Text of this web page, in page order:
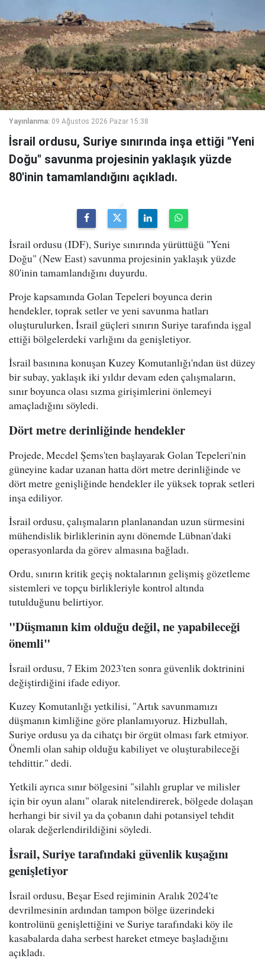
Yayınlanma: 09 Ağustos 2026 Pazar 15:38
İsrail ordusu, Suriye sınırında inşa ettiği "Yeni
Doğu" savunma projesinin yaklaşık yüzde
80'inin tamamlandığını açıkladı.
İsrail ordusu (IDF), Suriye sınırında yürüttüğü "Yeni
Doğu" (New East) savunma projesinin yaklaşık yüzde
80'inin tamamlandığını duyurdu.
Proje kapsamında Golan Tepeleri boyunca derin
hendekler, toprak setler ve yeni savunma hatları
oluşturulurken, İsrail güçleri sınırın Suriye tarafında işgal
ettiği bölgelerdeki varlığını da genişletiyor.
İsrail basınına konuşan Kuzey Komutanlığı'ndan üst düzey
bir subay, yaklaşık iki yıldır devam eden çalışmaların,
sınır boyunca olası sızma girişimlerini önlemeyi
amaçladığını söyledi.
Dört metre derinliğinde hendekler
Projede, Mecdel Şems'ten başlayarak Golan Tepeleri'nin
güneyine kadar uzanan hatta dört metre derinliğinde ve
dört metre genişliğinde hendekler ile yüksek toprak setleri
inşa ediliyor.
İsrail ordusu, çalışmaların planlanandan uzun sürmesini
mühendislik birliklerinin aynı dönemde Lübnan'daki
operasyonlarda da görev almasına bağladı.
Ordu, sınırın kritik geçiş noktalarının gelişmiş gözetleme
sistemleri ve topçu birlikleriyle kontrol altında
tutulduğunu belirtiyor.
"Düşmanın kim olduğu değil, ne yapabileceği
önemli"
İsrail ordusu, 7 Ekim 2023'ten sonra güvenlik doktrinini
değiştirdiğini ifade ediyor.
Kuzey Komutanlığı yetkilisi, "Artık savunmamızı
düşmanın kimliğine göre planlamıyoruz. Hizbullah,
Suriye ordusu ya da cihatçı bir örgüt olması fark etmiyor.
Önemli olan sahip olduğu kabiliyet ve oluşturabileceği
tehdittir." dedi.
Yetkili ayrıca sınır bölgesini "silahlı gruplar ve milisler
için bir oyun alanı" olarak nitelendirerek, bölgede dolaşan
herhangi bir sivil ya da çobanın dahi potansiyel tehdit
olarak değerlendirildiğini söyledi.
İsrail, Suriye tarafındaki güvenlik kuşağını
genişletiyor
İsrail ordusu, Beşar Esed rejiminin Aralık 2024'te
devrilmesinin ardından tampon bölge üzerindeki
kontrolünü genişlettiğini ve Suriye tarafındaki köy ile
kasabalarda daha serbest hareket etmeye başladığını
açıkladı.